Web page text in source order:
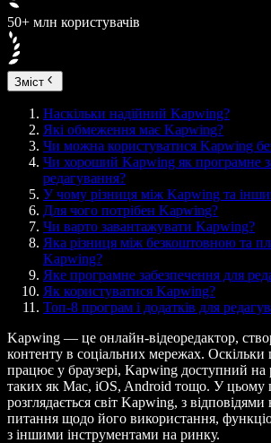
50+ млн користувачів
Зміст
Наскільки надійний Kapwing?
Які обмеження має Kapwing?
Чи можна користуватися Kapwing
Чи хороший Kapwing як програмне
редагування?
У чому різниця між Kapwing та
Для чого потрібен Kapwing?
Чи варто завантажувати Kapwing?
Яка різниця між безкоштовною та
Kapwing?
Яке програмне забезпечення для
Як користуватися Kapwing?
Топ-8 програм і додатків для
Kapwing — це онлайн-відеоредактор,
контенту в соціальних мережах. Оскільки
працює у браузері, Kapwing доступний на
таких як Mac, iOS, Android тощо. У цьому
розглядається світ Kapwing, з
питання щодо його використання,
з іншими інструментами на ринку.